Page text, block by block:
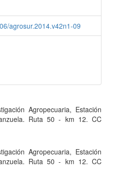
agrosur.2014.v42n1-09
Agropecuaria, Estación
Ruta 50 - km 12. CC
Agropecuaria, Estación
Ruta 50 - km 12. CC